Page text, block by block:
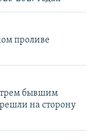
проливе
трем бывшим
на сторону